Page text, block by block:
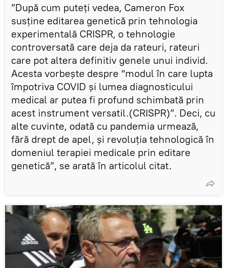
”După cum puteți vedea, Cameron Fox
susține editarea genetică prin tehnologia
experimentală CRISPR, o tehnologie
controversată care deja da rateuri, rateuri
care pot altera definitiv genele unui individ.
Acesta vorbește despre “modul în care lupta
împotriva COVID și lumea diagnosticului
medical ar putea fi profund schimbată prin
acest instrument versatil.(CRISPR)”. Deci, cu
alte cuvinte, odată cu pandemia urmează,
fără drept de apel, și revoluția tehnologică în
domeniul terapiei medicale prin editare
genetică”, se arată în articolul citat.